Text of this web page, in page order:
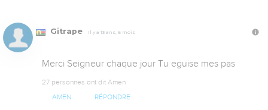
Gitrape Il y a 13 ans, 6 mois
Merci Seigneur chaque jour Tu eguise mes pas
27 personnes ont dit Amen
AMEN RÉPONDRE